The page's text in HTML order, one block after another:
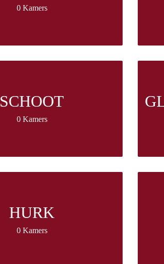
0 Kamers
SCHOOT
0 Kamers
HURK
0 Kamers